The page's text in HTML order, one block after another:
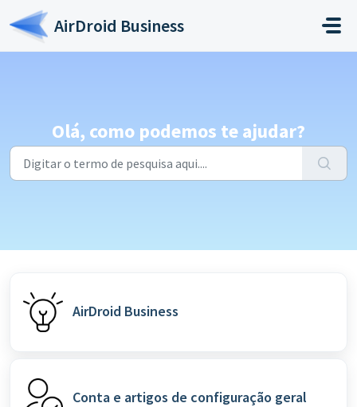
Ir para o conteúdo principal
AirDroid Business
Olá, como podemos te ajudar?
AirDroid Business
Conta e artigos de configuração geral